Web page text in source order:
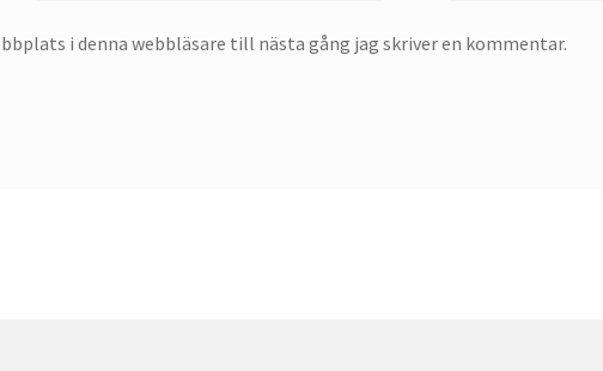
i denna webbläsare till nästa gång jag skriver en kommentar.